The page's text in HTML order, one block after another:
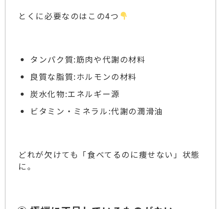
とくに必要なのはこの4つ
タンパク質:筋肉や代謝の材料
良質な脂質:ホルモンの材料
炭水化物:エネルギー源
ビタミン・ミネラル:代謝の潤滑油
どれが欠けても「食べてるのに痩せない」状態
に。